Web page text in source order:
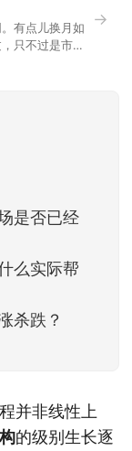
有点儿换月如
只不过是市场
百点，交易额
→
是否已经
么实际帮
杀跌？
并非线性上
的级别生长逐